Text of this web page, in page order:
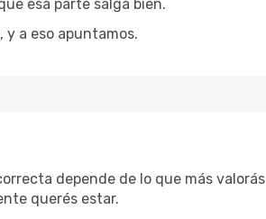
esa parte salga bien.
y a eso apuntamos.
depende de lo que más valorás
querés estar.